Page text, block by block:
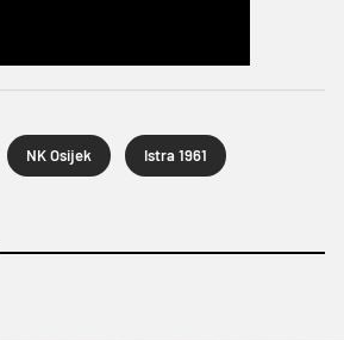
NK Osijek Istra 1961